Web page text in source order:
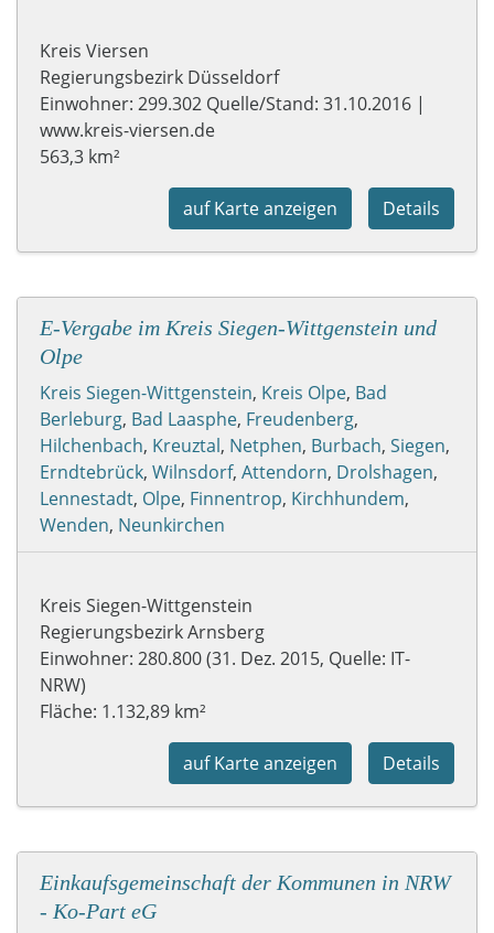
Kreis Viersen
Regierungsbezirk Düsseldorf
Einwohner: 299.302 Quelle/Stand: 31.10.2016 |
www.kreis-viersen.de
563,3 km²
Details
auf Karte anzeigen
E-Vergabe im Kreis Siegen-Wittgenstein und
Olpe
Kreis Siegen-Wittgenstein, Kreis Olpe, Bad
Berleburg, Bad Laasphe, Freudenberg,
Hilchenbach, Kreuztal, Netphen, Burbach, Siegen,
Erndtebrück, Wilnsdorf, Attendorn, Drolshagen,
Lennestadt, Olpe, Finnentrop, Kirchhundem,
Wenden, Neunkirchen
Kreis Siegen-Wittgenstein
Regierungsbezirk Arnsberg
Einwohner: 280.800 (31. Dez. 2015, Quelle: IT-
NRW)
Fläche: 1.132,89 km²
Details
auf Karte anzeigen
Einkaufsgemeinschaft der Kommunen in NRW
- Ko-Part eG